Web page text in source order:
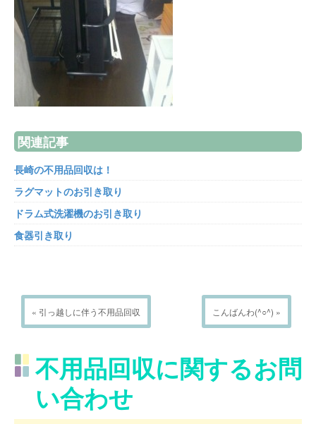
関連記事
長崎の不用品回収は！
ラグマットのお引き取り
ドラム式洗濯機のお引き取り
食器引き取り
« 引っ越しに伴う不用品回収 こんばんわ(^○^) »
不用品回収に関するお問
い合わせ